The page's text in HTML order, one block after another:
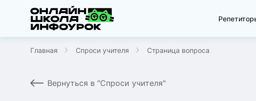
Главная Спроси учителя Страница вопроса
Вернуться в "Спроси учителя"